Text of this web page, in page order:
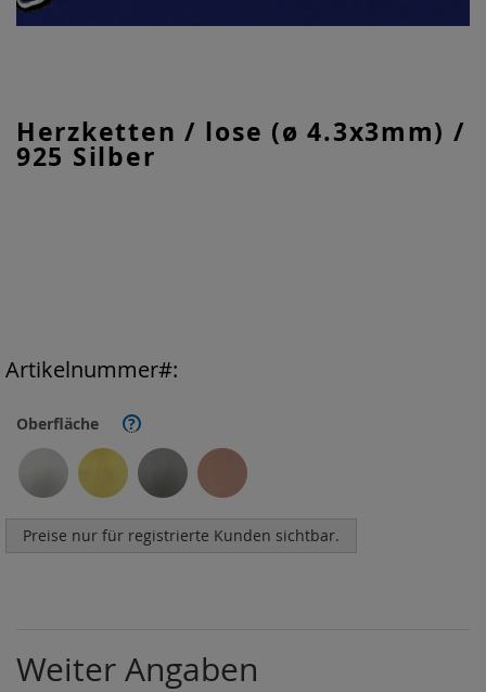
Herzketten / lose (ø 4.3x3mm) /
925 Silber
Oberfläche ?
Preise nur für registrierte Kunden sichtbar.
Artikelnummer
Anfang
der
Bildgalerie
Weiter Angaben